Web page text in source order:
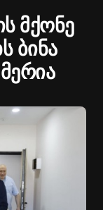
მქონე
ბინა